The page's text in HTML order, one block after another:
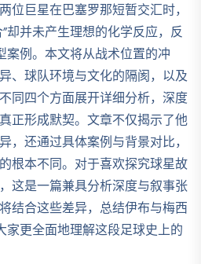
位巨星在巴塞罗那短暂交汇时，
却并未产生理想的化学反应，反
案例。本文将从战术位置的冲
、球队环境与文化的隔阂，以及
同四个方面展开详细分析，深度
正形成默契。文章不仅揭示了他
，还通过具体案例与背景对比，
根本不同。对于喜欢探究球星故
这是一篇兼具分析深度与叙事张
结合这些差异，总结伊布与梅西
家更全面地理解这段足球史上的